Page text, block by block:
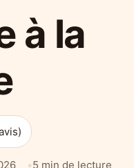
à la
5 min de lecture